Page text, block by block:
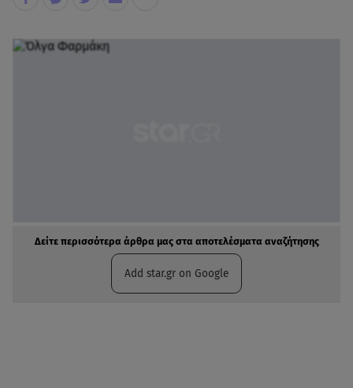
Δείτε περισσότερα άρθρα μας στα αποτελέσματα αναζήτησης
Add star.gr on Google